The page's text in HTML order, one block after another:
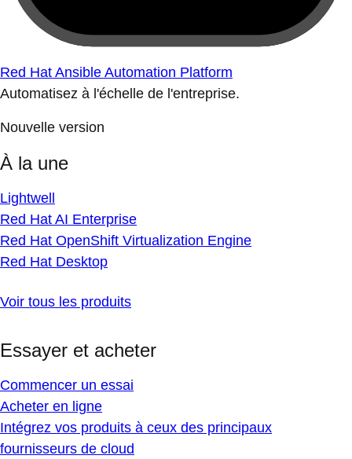
Red Hat Ansible Automation Platform
Automatisez à l'échelle de l'entreprise.
Nouvelle version
À la une
Lightwell
Red Hat AI Enterprise
Red Hat OpenShift Virtualization Engine
Red Hat Desktop
Voir tous les produits
Essayer et acheter
Commencer un essai
Acheter en ligne
Intégrez vos produits à ceux des principaux
fournisseurs de cloud